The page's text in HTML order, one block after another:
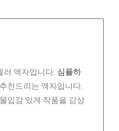
러 액자입니다. 심플하
천드리는 액자입니다.
입감 있게 작품을 감상